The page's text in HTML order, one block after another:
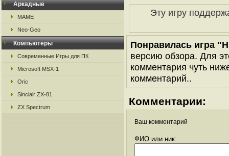
Аркадные
MAME
Neo-Geo
Компьютеры
Современные Игры для ПК
Microsoft MSX-1
Oric
Sinclair ZX-81
ZX Spectrum
Эту игру
Понравилась игра
версию обзора. Для
комментария чуть
комментарий..
Комментарии:
Ваш комментарий
ФИО или ник: